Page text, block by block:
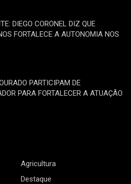
DIEGO CORONEL DIZ QUE
FORTALECE A AUTONOMIA NOS
PARTICIPAM DE
PARA FORTALECER A ATUAÇÃO
Agricultura
Destaque